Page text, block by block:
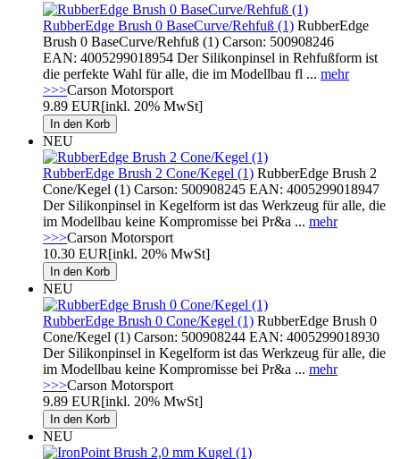
RubberEdge Brush 0 BaseCurve/Rehfuß (1) RubberEdge
Brush 0 BaseCurve/Rehfuß (1) Carson: 500908246
EAN: 4005299018954 Der Silikonpinsel in Rehfußform ist
die perfekte Wahl für alle, die im Modellbau fl ... mehr
>>>Carson Motorsport
9.89 EUR[inkl. 20% MwSt]
NEU
RubberEdge Brush 2 Cone/Kegel (1) RubberEdge Brush 2
Cone/Kegel (1) Carson: 500908245 EAN: 4005299018947
Der Silikonpinsel in Kegelform ist das Werkzeug für alle, die
im Modellbau keine Kompromisse bei Pr&a ... mehr
>>>Carson Motorsport
10.30 EUR[inkl. 20% MwSt]
NEU
RubberEdge Brush 0 Cone/Kegel (1) RubberEdge Brush 0
Cone/Kegel (1) Carson: 500908244 EAN: 4005299018930
Der Silikonpinsel in Kegelform ist das Werkzeug für alle, die
im Modellbau keine Kompromisse bei Pr&a ... mehr
>>>Carson Motorsport
9.89 EUR[inkl. 20% MwSt]
NEU